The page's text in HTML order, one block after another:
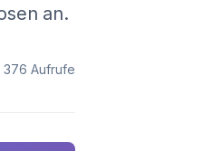
an.
376 Aufrufe